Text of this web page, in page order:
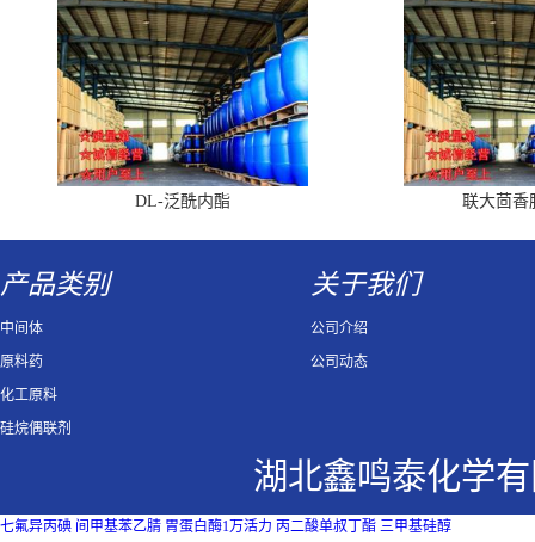
DL-泛酰内酯 联大茴香
产品类别
中间体
原料药
化工原料
硅烷偶联剂
关于我们
公司介绍
公司动态
湖北鑫鸣泰化学
七氟异丙碘 间甲基苯乙腈 胃蛋白酶1万活力 丙二酸单叔丁酯 三甲基硅醇